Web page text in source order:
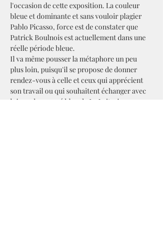
l'occasion de cette exposition. La couleur
bleue et dominante et sans vouloir plagier
Pablo Picasso, force est de constater que
Patrick Boulnois est actuellement dans une
réelle période bleue.
Il va même pousser la métaphore un peu
plus loin, puisqu'il se propose de donner
rendez-vous à celle et ceux qui apprécient
son travail ou qui souhaitent échanger avec
lui, sur le canapé bleu de La Laiterie pour